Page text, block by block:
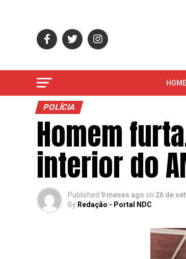
HOME
POLÍCIA
Homem
interior do
Published 9 meses ago on 26 de
By Redação - Portal NDC